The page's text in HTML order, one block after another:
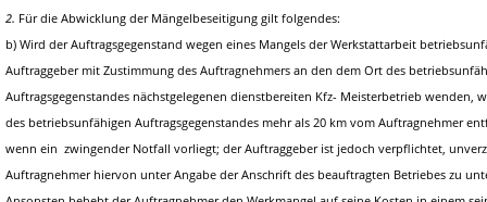
2. Für die Abwicklung der Mängelbeseitigung gilt folgendes:
b) Wird der Auftragsgegenstand wegen eines Mangels der Werkstattarbeit
Auftraggeber mit Zustimmung des Auftragnehmers an den dem Ort des
Auftragsgegenstandes nächstgelegenen dienstbereiten Kfz- Meisterbetrieb wenden,
des betriebsunfähigen Auftragsgegenstandes mehr als 20 km vom Auftragnehmer
wenn ein zwingender Notfall vorliegt; der Auftraggeber ist jedoch verpflichtet,
Auftragnehmer hiervon unter Angabe der Anschrift des beauftragten Betriebes zu